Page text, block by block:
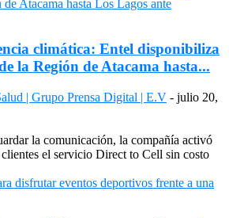
climática: Entel disponibiliza
la Región de Atacama hasta...
| Grupo Prensa Digital | E.V - julio 20,
la comunicación, la compañía activó
el servicio Direct to Cell sin costo